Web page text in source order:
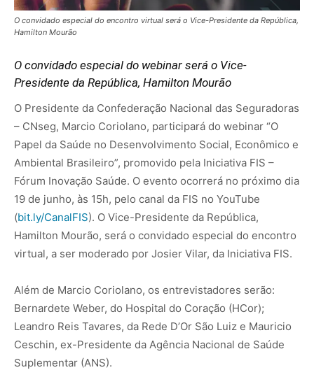
O convidado especial do encontro virtual será o Vice-Presidente da República,
Hamilton Mourão
O convidado especial do webinar será o Vice-
Presidente da República, Hamilton Mourão
O Presidente da Confederação Nacional das Seguradoras
– CNseg, Marcio Coriolano, participará do webinar “O
Papel da Saúde no Desenvolvimento Social, Econômico e
Ambiental Brasileiro”, promovido pela Iniciativa FIS –
Fórum Inovação Saúde. O evento ocorrerá no próximo dia
19 de junho, às 15h, pelo canal da FIS no YouTube
(bit.ly/CanalFIS). O Vice-Presidente da República,
Hamilton Mourão, será o convidado especial do encontro
virtual, a ser moderado por Josier Vilar, da Iniciativa FIS.
Além de Marcio Coriolano, os entrevistadores serão:
Bernardete Weber, do Hospital do Coração (HCor);
Leandro Reis Tavares, da Rede D’Or São Luiz e Mauricio
Ceschin, ex-Presidente da Agência Nacional de Saúde
Suplementar (ANS).